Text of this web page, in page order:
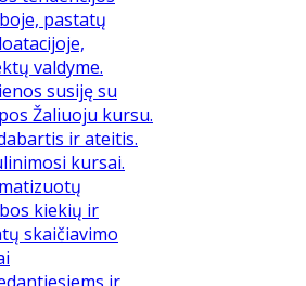
pastatų
valdyme.
susiję su
Žaliuoju kursu.
ir ateitis.
kursai.
kiekių ir
skaičiavimo